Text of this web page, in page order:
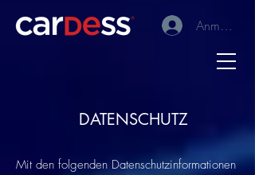
Anmelden
DATENSCHUTZ
Mit den folgenden Datenschutzinformationen